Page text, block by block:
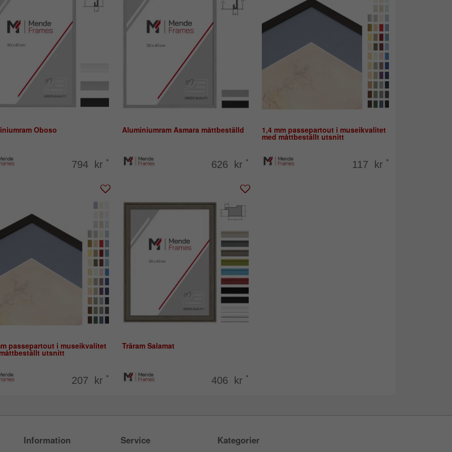
Oboso
794 kr *
Aluminiumram Asmara måttbeställd
626 kr *
1,4 mm passepartout i museikvalitet
med måttbeställt utsnitt
117 kr *
passepartout i museikvalitet
utsnitt
207 kr *
Träram Salamat
406 kr *
Information Service Kategorier